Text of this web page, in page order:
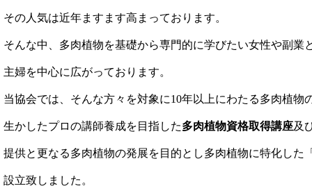
その人気は近年ますます高まっております。
そんな中、多肉植物を基礎から専門的に学びたい女性や副業
主婦を中心に広がっております。
当協会では、そんな方々を対象に10年以上にわたる多肉植物
生かしたプロの講師養成を目指した多肉植物資格取得講座及
提供と更なる多肉植物の発展を目的とし多肉植物に特化した
設立致しました。